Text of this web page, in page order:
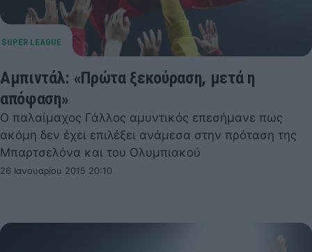
Αμπιντάλ: «Πρώτα ξεκούραση, μετά η
απόφαση»
Ο παλαίμαχος Γάλλος αμυντικός επεσήμανε πως
ακόμη δεν έχει επιλέξει ανάμεσα στην πρόταση της
Μπαρτσελόνα και του Ολυμπιακού
26 Ιανουαρίου 2015 20:10